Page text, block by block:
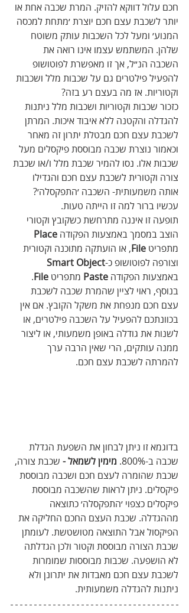
חכם עלול דווקא להזיק. המרת שכבה אחת או
יותר לשכבת עצם חכם יוצרת ׳מתחת למכסה
המנוע׳ ומעל לכל השכבות עותק משוטח
שלהן. המשתמש עצמו אינו רואה את
השכבה הנ״ל, אך זו מאפשרת לפוטושופ
להפעיל פילטרים גם על שכבות מלל ושכבות
וקטוריות. אז מה בעצם רע בזה?
כזכור שכבות וקטוריות ושכבות מלל ניתנות
להגדלה והקטנה ללא איבוד איכות. המרתן
לשכבת עצם חכם מבטלת יתרון זה מאחר
וכאמור נוצרת שכבה מבוססת פיקסלים מעל
שכבות אלו. נסו להמיר שכבת מלל ו/או שכבת
צורה וקטורית לשכבת עצם חכם והגדילו
אותה משמעותית- השכבה ׳התפקסלה׳?
עכשיו ברור למה זו הייתה טעות.
תופעה זו איננה מתרחשת כשקובץ וקטורי
הוצב במסמך באמצעות הפקודה Place
מתפריט File, או הועתקה מתוכנה וקטורית
וצורפה לפוטושופ כ-Smart Object
באמצעות הפקודה Paste מתפריט File
.
בנוסף, ראוי לציין שהמרת שכבה לשכבת
עצם חכם מנפחת את משקל הקובץ. אם אין
בכוונתכם להפעיל על השכבה פילטרים, או
לשנות את גודלה באופן משמעותי, או ליצור
ממנה עותקים, הרי שאין הרבה ערך
להמרתה לשכבת עצם חכם.
בדוגמא זו ניתן לבחון את השפעת הגדלת
שכבה ב-800%.
מימין לשמאל - שכבת צורה,
שכבת שהומרה לעצם חכם ושכבה מבוססת
פיקסלים. ניתן לראות שהשכבה מבוססת
פיקסלים כצפוי ׳התפקסלה׳ כתוצאה
מההגדלה. שכבת העצם החכם החליקה את
הפיקסול אבל התוצאה מטושטשת. לעומתן
שכבת הצורה מבוססת וקטור ולכן הגדלתה
לא הושפעה. שכבות מבוססות שמומרות
לשכבת עצם חכם מאבדות את יתרונן ולא
ניתנות להגדלה משמעותית.